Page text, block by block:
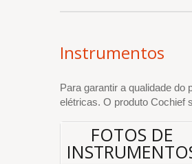
Instrumentos
Para garantir a qualidade
elétricas. O produto Cochief
FOTOS DE